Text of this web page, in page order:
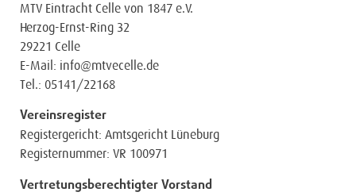
MTV Eintracht Celle von 1847 e.V.
Herzog-Ernst-Ring 32
29221 Celle
E-Mail: info@mtvecelle.de
Tel.: 05141/22168
Vereinsregister
Registergericht: Amtsgericht Lüneburg
Registernummer: VR 100971
Vertretungsberechtigter Vorstand